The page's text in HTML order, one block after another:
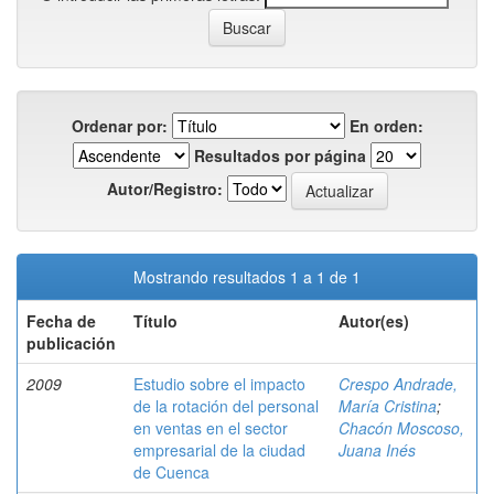
Ordenar por:
En orden:
Resultados por página
Autor/Registro:
Mostrando resultados 1 a 1 de 1
Fecha de
publicación
Título Autor(es)
2009
Estudio sobre el impacto
de la rotación del personal
en ventas en el sector
empresarial de la ciudad
de Cuenca
Crespo Andrade,
María Cristina;
Chacón Moscoso,
Juana Inés